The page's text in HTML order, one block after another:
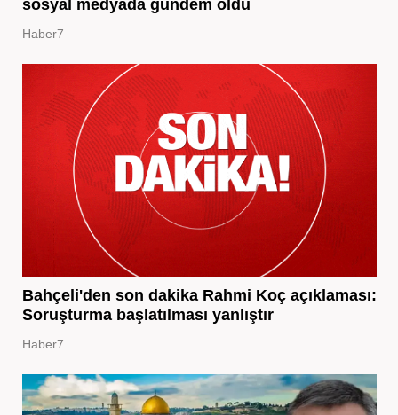
sosyal medyada gündem oldu
Haber7
Bahçeli'den son dakika Rahmi Koç açıklaması:
Soruşturma başlatılması yanlıştır
Haber7